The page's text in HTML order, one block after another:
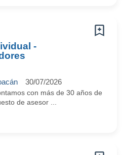
-
30/07/2026
con más de 30 años de
de asesor ...